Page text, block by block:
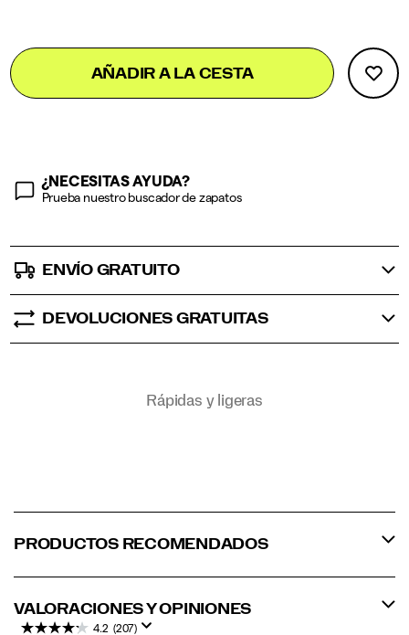
Product
Actions
Add
to
cart
false
AÑADIR A LA CESTA
¿NECESITAS AYUDA?
Prueba nuestro buscador de zapatos
ENVÍO GRATUITO
DEVOLUCIONES GRATUITAS
Rápidas y ligeras
PRODUCTOS RECOMENDADOS
VALORACIONES Y OPINIONES
4.2 (207)